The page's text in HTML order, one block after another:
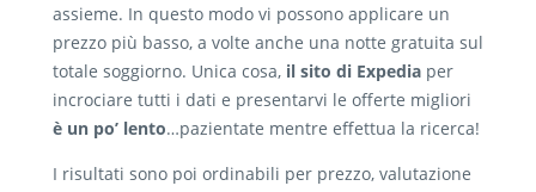
assieme. In questo modo vi possono applicare un
prezzo più basso, a volte anche una notte gratuita sul
totale soggiorno. Unica cosa, il sito di Expedia per
incrociare tutti i dati e presentarvi le offerte migliori
è un po’ lento…pazientate mentre effettua la ricerca!
I risultati sono poi ordinabili per prezzo, valutazione